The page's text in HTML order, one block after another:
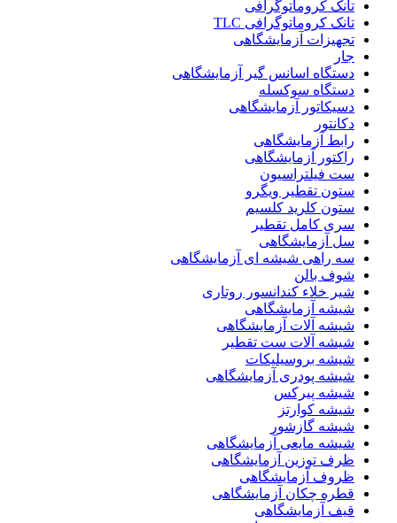
تانک کروماتوگرافی
تانک کروماتوگرافی TLC
تجهیزات آزمایشگاهی
جار
دستگاه اسانس گیر آزمایشگاهی
دستگاه سوکسله
دسیکاتور آزمایشگاهی
دکانتور
رابط آزمایشگاهی
راکتور آزمایشگاهی
ست فیلتراسیون
ستون تقطیر ویگرو
ستون کلرید کلسیم
سری کامل تقطیر
سل آزمایشگاهی
سه راهی شیشه ای آزمایشگاهی
شوف بالن
شیر خلاء کندانسور روتاری
شیشه آزمایشگاهی
شیشه آلات آزمایشگاهی
شیشه آلات ست تقطیر
شیشه بروسیلیکات
شیشه پودری آزمایشگاهی
شیشه پیرکس
شیشه کوارتز
شیشه گازشور
شیشه مایعی آزمایشگاهی
ظرف توزین آزمایشگاهی
ظروف آزمایشگاهی
قطره چکان آزمایشگاهی
قیف آزمایشگاهی